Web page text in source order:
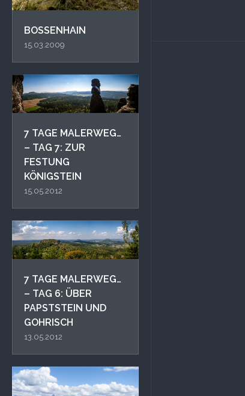
BOSSENHAIN
15.03.2009
7 TAGE MALERWEG…
– TAG 7: ZUR
FESTUNG
KÖNIGSTEIN
15.05.2012
7 TAGE MALERWEG…
– TAG 6: ÜBER
PAPSTSTEIN UND
GOHRISCH
13.05.2012